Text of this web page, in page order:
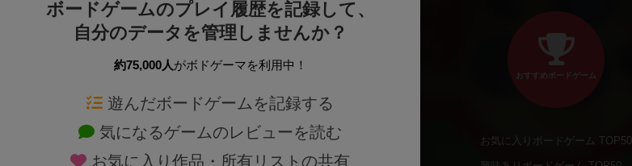
ボードゲームのプレイ履歴を記録して、
自分のデータを管理しませんか？
約75,000人がボドゲーマを利用中！
遊んだボードゲームを記録する
気になるゲームのレビューを読む
お気に入り作品・所有リストの共有
ボードゲームを検索する 新作・再入荷情報
おすすめボードゲーム
お気に入りボードゲーム TOP50